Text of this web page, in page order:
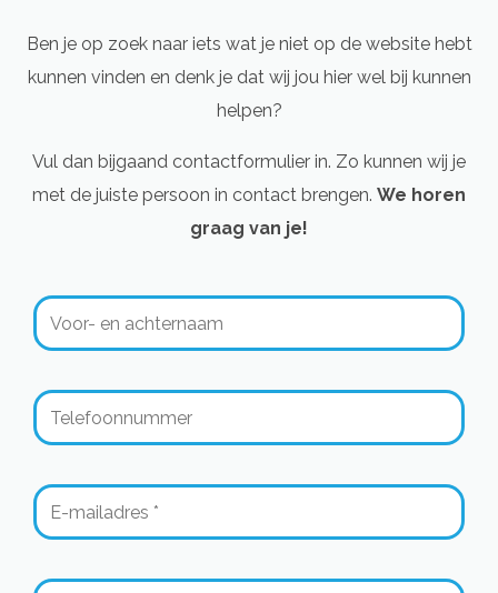
Ben je op zoek naar iets wat je niet op de website hebt
kunnen vinden en denk je dat wij jou hier wel bij kunnen
helpen?
Vul dan bijgaand contactformulier in. Zo kunnen wij je
met de juiste persoon in contact brengen. We horen
graag van je!